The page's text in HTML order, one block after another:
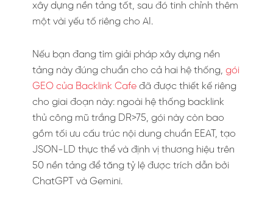
xây dựng nền tảng tốt, sau đó tinh chỉnh thêm
một vài yếu tố riêng cho AI.
Nếu bạn đang tìm giải pháp xây dựng nền
tảng này đúng chuẩn cho cả hai hệ thống, gói
GEO của Backlink Cafe đã được thiết kế riêng
cho giai đoạn này: ngoài hệ thống backlink
thủ công mũ trắng DR>75, gói này còn bao
gồm tối ưu cấu trúc nội dung chuẩn EEAT, tạo
JSON-LD thực thể và định vị thương hiệu trên
50 nền tảng để tăng tỷ lệ được trích dẫn bởi
ChatGPT và Gemini.